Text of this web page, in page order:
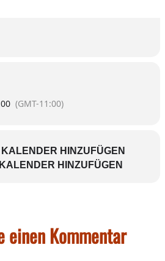
(GMT-11:00)
HINZUFÜGEN
HINZUFÜGEN
einen Kommentar